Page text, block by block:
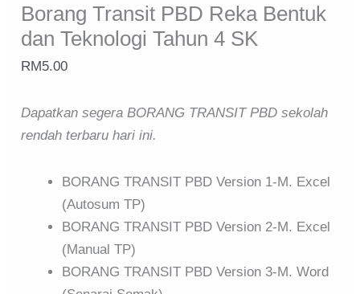
Borang Transit PBD Reka Bentuk
dan Teknologi Tahun 4 SK
RM5.00
Dapatkan segera BORANG TRANSIT PBD sekolah
rendah terbaru hari ini.
BORANG TRANSIT PBD Version 1-M. Excel
(Autosum TP)
BORANG TRANSIT PBD Version 2-M. Excel
(Manual TP)
BORANG TRANSIT PBD Version 3-M. Word